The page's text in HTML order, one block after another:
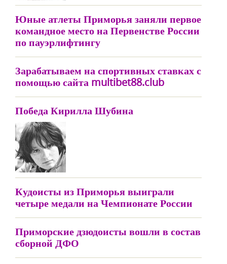
Юные атлеты Приморья заняли первое
командное место на Первенстве России
по пауэрлифтингу
Зарабатываем на спортивных ставках с
помощью сайта multibet88.club
Победа Кирилла Шубина
Кудоисты из Приморья выиграли
четыре медали на Чемпионате России
Приморские дзюдоисты вошли в состав
сборной ДФО